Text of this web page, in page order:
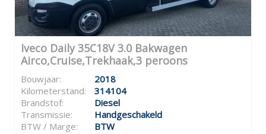
Iveco Daily 35C18V 3.0 Bakwagen
Airco,Cruise,Trekhaak,3 peroons
Bouwjaar:
2018
Kilometerstand:
314104
Brandstof:
Diesel
Transmissie:
Handgeschakeld
BTW / Marge:
BTW